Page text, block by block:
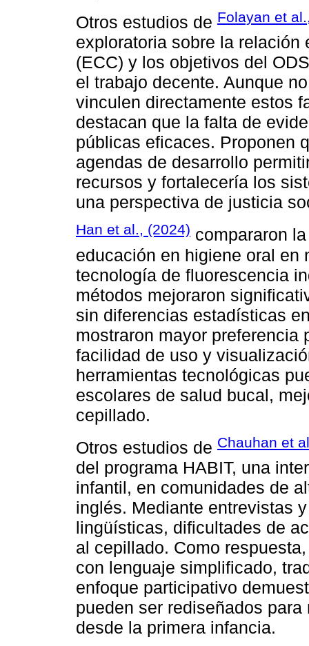
Otros estudios de Folayan et
exploratoria sobre la
(ECC) y los objetivos del
el trabajo decente. Aunque
vinculen directamente estos
destacan que la falta de
públicas eficaces. Proponen
agendas de desarrollo
recursos y fortalecería los
una perspectiva de justicia
Han et al., (2024) compararon
educación en higiene oral en
tecnología de fluorescencia
métodos mejoraron
sin diferencias estadísticas
mostraron mayor preferencia
facilidad de uso y
herramientas tecnológicas
escolares de salud bucal,
cepillado.
Otros estudios de Chauhan et
del programa HABIT, una
infantil, en comunidades de
inglés. Mediante entrevistas
lingüísticas, dificultades de
al cepillado. Como
con lenguaje simplificado,
enfoque participativo
pueden ser rediseñados
desde la primera infancia.